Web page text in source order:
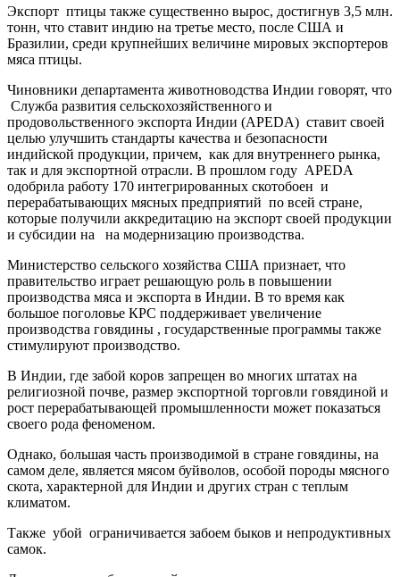
Экспорт птицы также существенно вырос, достигнув 3,5 млн.
тонн, что ставит индию на третье место, после США и
Бразилии, среди крупнейших величине мировых экспортеров
мяса птицы.
Чиновники департамента животноводства Индии говорят, что
Служба развития сельскохозяйственного и
продовольственного экспорта Индии (APEDA) ставит своей
целью улучшить стандарты качества и безопасности
индийской продукции, причем, как для внутреннего рынка,
так и для экспортной отрасли. В прошлом году APEDA
одобрила работу 170 интегрированных скотобоен и
перерабатывающих мясных предприятий по всей стране,
которые получили аккредитацию на экспорт своей продукции
и субсидии на на модернизацию производства.
Министерство сельского хозяйства США признает, что
правительство играет решающую роль в повышении
производства мяса и экспорта в Индии. В то время как
большое поголовье КРС поддерживает увеличение
производства говядины , государственные программы также
стимулируют производство.
В Индии, где забой коров запрещен во многих штатах на
религиозной почве, размер экспортной торговли говядиной и
рост перерабатывающей промышленности может показаться
своего рода феноменом.
Однако, большая часть производимой в стране говядины, на
самом деле, является мясом буйволов, особой породы мясного
скота, характерной для Индии и других стран с теплым
климатом.
Также убой ограничивается забоем быков и непродуктивных
самок.